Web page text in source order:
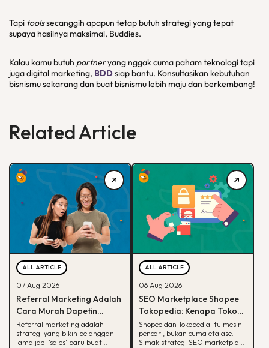
Tapi toolssecanggih apapun tetap butuh strategi yang tepat
supaya hasilnya maksimal, Buddies.
Kalau kamu butuh partneryang nggak cuma paham teknologi tapi
juga digital marketing, BDDsiap bantu. Konsultasikan kebutuhan
bisnismu sekarang dan buat bisnismu lebih maju dan berkembang!
Related Article
ALL ARTICLE
07 Aug 2026
Referral Marketing Adalah
Cara Murah Dapetin
Pelanggan Baru, Ini
Alasannya
Referral marketing adalah
strategi yang bikin pelanggan
lama jadi 'sales' baru buat
ALL ARTICLE
06 Aug 2026
SEO Marketplace Shopee
Tokopedia: Kenapa Toko
Online-mu Perlu Lebih dari
Sekadar Etalase
Shopee dan Tokopedia itu mesin
pencari, bukan cuma etalase.
Simak strategi SEO marketplace